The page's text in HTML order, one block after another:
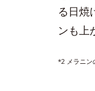
る日焼
ンも上
*2 メラニン